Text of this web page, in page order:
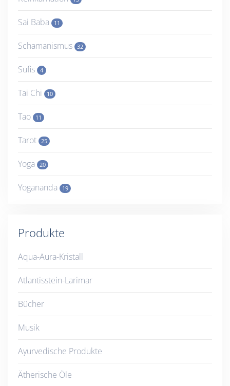
Sai Baba 11
Schamanismus 32
Sufis 4
Tai Chi 10
Tao 11
Tarot 25
Yoga 20
Yogananda 19
Produkte
Aqua-Aura-Kristall
Atlantisstein-Larimar
Bücher
Musik
Ayurvedische Produkte
Ätherische Öle